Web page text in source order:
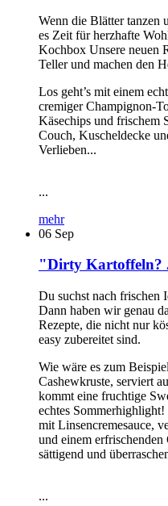
Wenn die Blätter tanzen
es Zeit für herzhafte
Kochbox Unsere neuen
Teller und machen den
Los geht’s mit einem
cremiger Champignon-
Käsechips und frischem
Couch, Kuscheldecke
Verlieben...
...
mehr
06 Sep
"Dirty Kartoffeln?
Du suchst nach frischen
Dann haben wir genau
Rezepte, die nicht nur
easy zubereitet sind.
Wie wäre es zum
Cashewkruste, serviert
kommt eine fruchtige
echtes
mit Linsencremesauce,
und einem
sättigend und
...